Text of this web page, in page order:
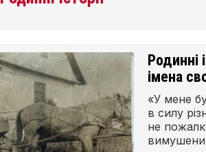
Родинні
імена
«У мене
в силу
не